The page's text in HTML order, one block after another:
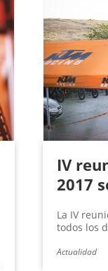
IV
2017
La IV
todos los
Actualidad